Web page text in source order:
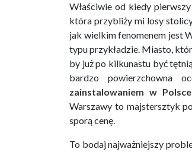
Właściwie od kiedy
która przybliży mi losy
jak wielkim fenomenem jest
typu przykładzie. Miasto,
by już po kilkunastu być
bardzo powierzchowna
zainstalowaniem w
Warszawy to majstersztyk
sporą cenę.
To bodaj najważniejszy